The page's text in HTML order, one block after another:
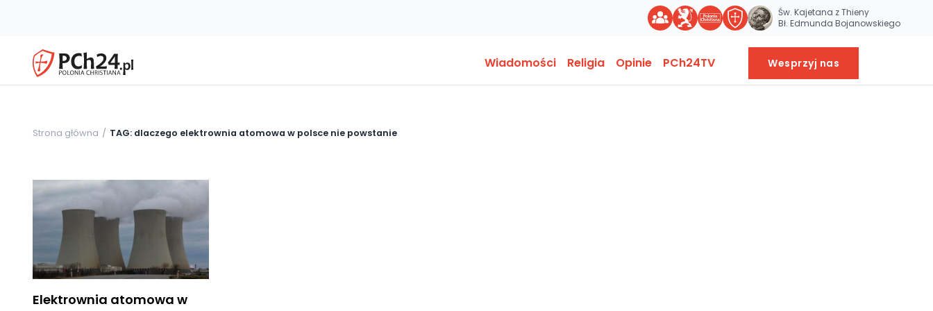
Św. Kajetana z Thieny
Bł. Edmunda Bojanowskiego
Wiadomości Religia Opinie PCh24TV Wesprzyj nas
Strona główna TAG: dlaczego elektrownia atomowa w polsce nie powstanie
Elektrownia atomowa w